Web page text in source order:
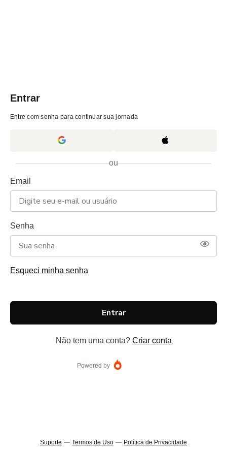
Entrar
Entre com senha para continuar sua jornada
ou
Email
Senha
Esqueci minha senha
Entrar
Não tem uma conta? Criar conta
Powered by
Suporte — Termos de Uso — Política de Privacidade